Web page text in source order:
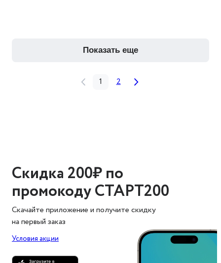
показать еще
1 2
Скидка 200₽ по
промокоду СТАРТ200
Скачайте приложение и получите скидку
на первый заказ
Условия акции